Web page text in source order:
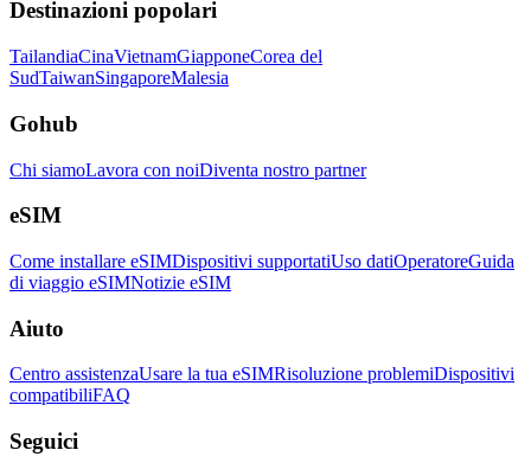
Destinazioni popolari
TailandiaCinaVietnamGiapponeCorea del
SudTaiwanSingaporeMalesia
Gohub
Chi siamoLavora con noiDiventa nostro partner
eSIM
Come installare eSIMDispositivi supportatiUso datiOperatoreGuida
di viaggio eSIMNotizie eSIM
Aiuto
Centro assistenzaUsare la tua eSIMRisoluzione problemiDispositivi
compatibiliFAQ
Seguici